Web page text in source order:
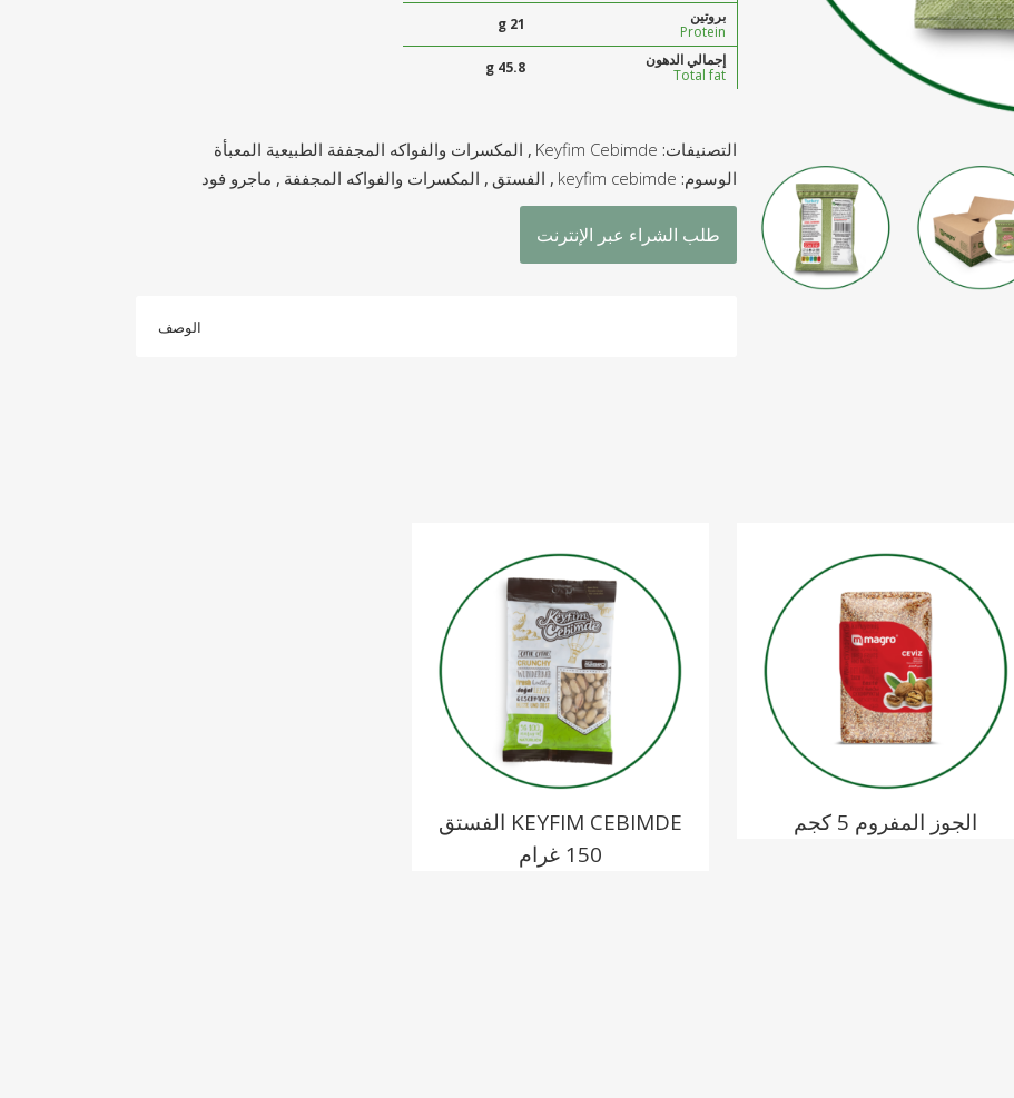
بروتين
Protein
21 g
إجمالي الدهون
Total fat
45.8 g
التصنيفات: Keyfim Cebimde
, المكسرات والفواكه المجففة الطبيعية المعبأة
الوسوم: keyfim cebimde
, الفستق , المكسرات والفواكه المجففة , ماجرو فود
طلب الشراء عبر الإنترنت
الوصف
الجوز المفروم 5 كجم
KEYFIM CEBIMDE الفستق
150 غرام